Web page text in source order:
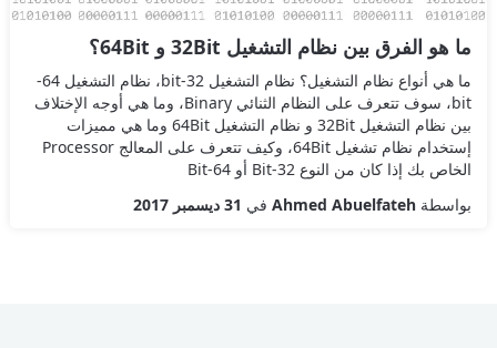
ما هو الفرق بين نظام التشغيل 32Bit و 64Bit؟
بواسطة Ahmed Abuelfatehفي 31 ديسمبر 2017
ما هي أنواع نظام التشغيل؟ نظام التشغيل 32-bit، نظام التشغيل 64-
bit، سوف تتعرف على النظام الثنائي Binary، وما هي أوجه الإختلاف
بين نظام التشغيل 32Bit و نظام التشغيل 64Bit وما هي مميزات
إستخدام نظام تشغيل 64Bit، وكيف تتعرف على المعالج Processor
الخاص بك إذا كان من النوع 32-Bit أو 64-Bit